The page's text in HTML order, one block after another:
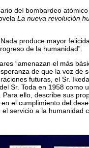
del bombardeo
La nueva revolución
produce mayor
de la humanidad”.
“amenazan el más
de que la voz de
futuras, el Sr.
Sr. Toda en 1958 como
ello, describe sus
el cumplimiento del
servicio a la humanidad